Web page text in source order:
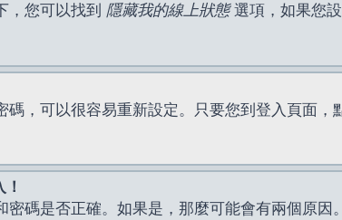
，您可以找到 隱藏我的線上狀態選項，如果您
碼，可以很容易重新設定。只要您到登入頁面，
密碼是否正確。如果是，那麼可能會有兩個原